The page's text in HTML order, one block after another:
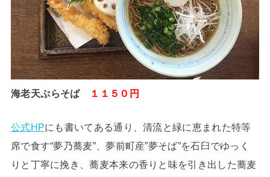
海老天ぷらそば １１５０円
公式HPにも書いてある通り、清流と緑に恵まれた特等
席で食す“夢乃蕎麦”、夢前町産”夢そば”を石臼でゆっく
りと丁寧に挽き、蕎麦本来の香りと味を引き出した蕎麦